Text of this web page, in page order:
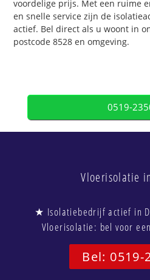
voordelige prijs. Met een ruime
en snelle service zijn de
actief. Bel direct als u woont in
postcode 8528 en omgeving.
0519-
Vloerisolatie
★ Isolatiebedrijf actief in
Vloerisolatie: bel voor
Bel: 0519-